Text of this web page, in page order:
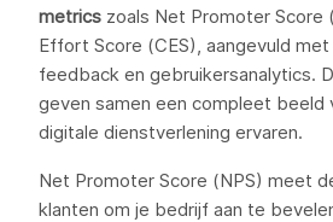
metrics zoals Net Promoter Score
Effort Score (CES), aangevuld
feedback en gebruikersanalytics.
geven samen een compleet beeld
digitale dienstverlening ervaren.
Net Promoter Score (NPS) meet
klanten om je bedrijf aan te